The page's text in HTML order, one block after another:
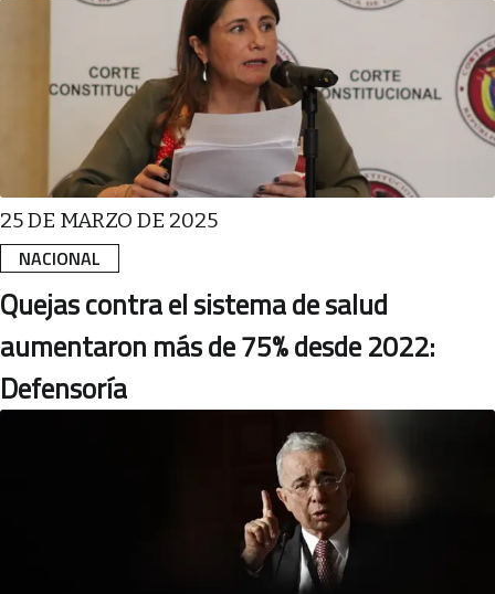
NACIONAL
25 DE MARZO DE 2025
Quejas contra el sistema de salud
aumentaron más de 75% desde 2022:
Defensoría